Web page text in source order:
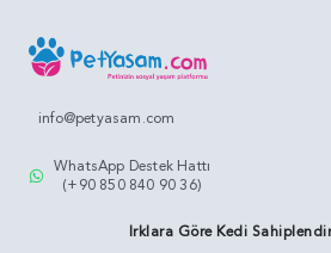
info@petyasam.com
WhatsApp Destek Hattı
(+90 850 840 90 36)
Irklara Göre Kedi